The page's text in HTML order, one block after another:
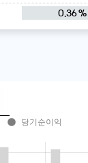
0.36 %
당기순이익